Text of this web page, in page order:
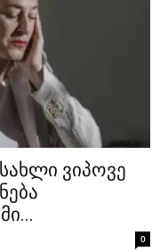
ვიპოვე
0